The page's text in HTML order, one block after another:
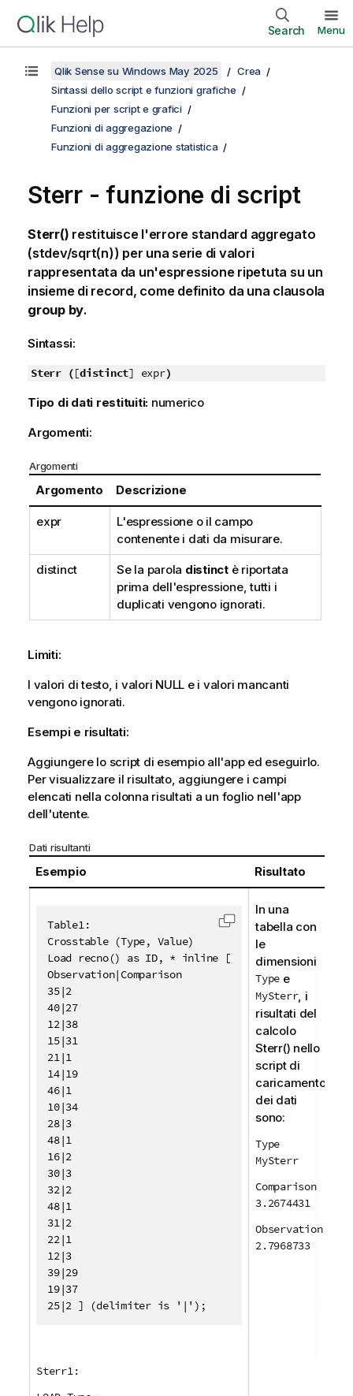
Search Menu
Qlik Sense su Windows May 2025
Crea
Sintassi dello script e funzioni grafiche
Funzioni per script e grafici
Funzioni di aggregazione
Funzioni di aggregazione statistica
Sterr - funzione di script
Sterr() restituisce l'errore standard aggregato
(stdev/sqrt(n)) per una serie di valori
rappresentata da un'espressione ripetuta su un
insieme di record, come definito da una clausola
group by.
Sintassi:
Sterr ([distinct] expr)
Tipo di dati restituiti: numerico
Argomenti:
Argomenti
Argomento Descrizione
expr
L'espressione o il campo
contenente i dati da misurare.
distinct Se la parola distinctè riportata
prima dell'espressione, tutti i
duplicati vengono ignorati.
Limiti:
I valori di testo, i valori NULL e i valori mancanti
vengono ignorati.
Esempi e risultati:
Aggiungere lo script di esempio all'app ed eseguirlo.
Per visualizzare il risultato, aggiungere i campi
elencati nella colonna risultati a un foglio nell'app
dell'utente.
Dati risultanti
Esempio Risultato
Table1:
Crosstable (Type, Value)
Load recno() as ID, * inline [
Observation|Comparison
35|2
40|27
12|38
15|31
21|1
14|19
46|1
10|34
28|3
48|1
16|2
30|3
32|2
48|1
31|2
22|1
12|3
39|29
19|37
25|2 ] (delimiter is '|');
Copia codice negli
Sterr1:
In una
tabella con
le
dimensioni
Type e
MySterr, i
risultati del
calcolo
Sterr() nello
script di
caricamento
dei dati
sono:
Type
MySterr
Comparison
3.2674431
Observation
2.7968733